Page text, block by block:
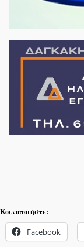
Κοινοποιήστε:
Facebook